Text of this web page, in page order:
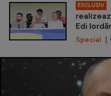
EXCLUSIV
Edi
Special |